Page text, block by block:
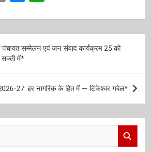
ail se
n
g
er
at
s
A
p
p
पंचायत सम्मेलन एवं जन संवाद कार्यक्रम 25 को
सक्ती में*
27: हर नागरिक के हित में — टिकेश्वर गबेल*